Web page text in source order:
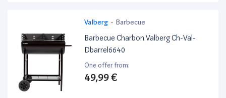
Valberg - Barbecue
Barbecue Charbon Valberg Ch-Val-
Dbarrel6640
One offer from:
49,99 €